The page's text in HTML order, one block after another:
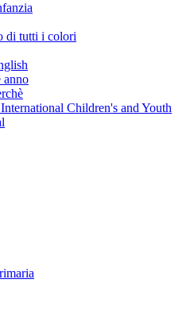
di tutti i colori
anno
Children's and Youth